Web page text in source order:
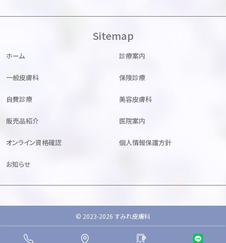
Sitemap
ホーム 診療案内
一般皮膚科 保険診療
自費診療 美容皮膚科
販売品紹介 医院案内
オンライン資格確認 個人情報保護方針
お知らせ
© 2023-2026 すみれ皮膚科